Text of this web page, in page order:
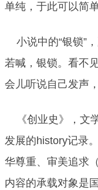
单纯，于此可以简
小说中的“银锁”
若喊，银锁。看不
会儿听说自己发声
《创业史》，文
发展的history记录
华尊重、审美追求
内容的承载对象是